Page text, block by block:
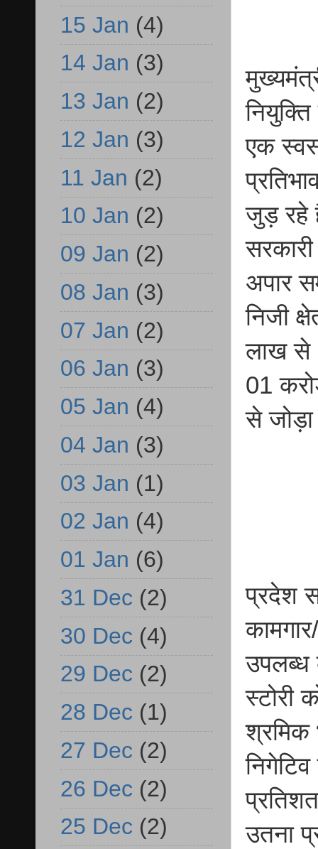
एक
जुड़ रहे
अपार
निजी
लाख से
01
से
प्रदेश
उपलब्ध
स्टोरी
श्रमिक
उतना
15 Jan (4)
14 Jan (3)
13 Jan (2)
12 Jan (3)
11 Jan (2)
10 Jan (2)
09 Jan (2)
08 Jan (3)
07 Jan (2)
06 Jan (3)
05 Jan (4)
04 Jan (3)
03 Jan (1)
02 Jan (4)
01 Jan (6)
31 Dec (2)
30 Dec (4)
29 Dec (2)
28 Dec (1)
27 Dec (2)
26 Dec (2)
25 Dec (2)